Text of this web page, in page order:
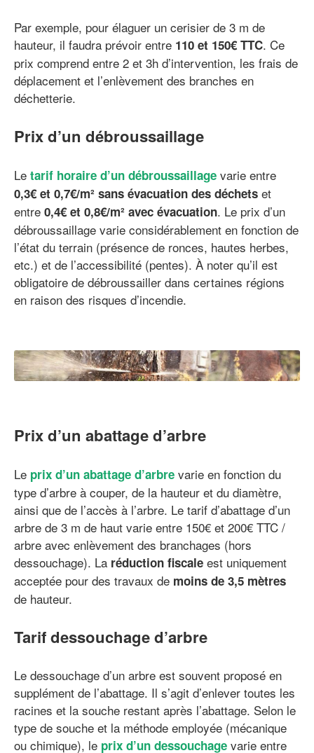
Par exemple, pour élaguer un cerisier de 3 m de
hauteur, il faudra prévoir entre 110 et 150€ TTC. Ce
prix comprend entre 2 et 3h d’intervention, les frais de
déplacement et l’enlèvement des branches en
déchetterie.
Prix d’un débroussaillage
Le tarif horaire d’un débroussaillage varie entre
0,3€ et 0,7€/m² sans évacuation des déchets et
entre 0,4€ et 0,8€/m² avec évacuation. Le prix d’un
débroussaillage varie considérablement en fonction de
l’état du terrain (présence de ronces, hautes herbes,
etc.) et de l’accessibilité (pentes). À noter qu’il est
obligatoire de débroussailler dans certaines régions
en raison des risques d’incendie.
Prix d’un abattage d’arbre
Le prix d’un abattage d’arbre varie en fonction du
type d’arbre à couper, de la hauteur et du diamètre,
ainsi que de l’accès à l’arbre. Le tarif d’abattage d’un
arbre de 3 m de haut varie entre 150€ et 200€ TTC /
arbre avec enlèvement des branchages (hors
dessouchage). La réduction fiscale est uniquement
acceptée pour des travaux de moins de 3,5 mètres
de hauteur.
Tarif dessouchage d’arbre
Le dessouchage d’un arbre est souvent proposé en
supplément de l’abattage. Il s’agit d’enlever toutes les
racines et la souche restant après l’abattage. Selon le
type de souche et la méthode employée (mécanique
ou chimique), le prix d’un dessouchage varie entre